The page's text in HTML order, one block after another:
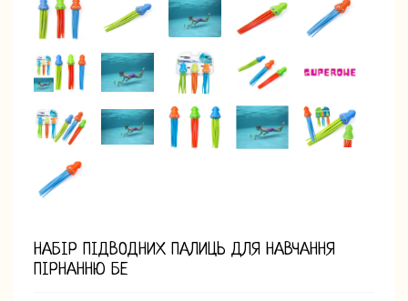
НАБІР ПІДВОДНИХ ПАЛИЦЬ ДЛЯ НАВЧАННЯ
ПІРНАННЮ БЕ